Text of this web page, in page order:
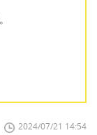
2024/07/21 14:54